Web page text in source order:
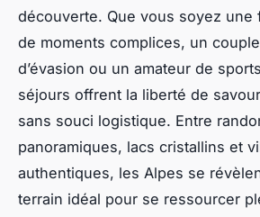
découverte. Que vous soyez une
de moments complices, un
d’évasion ou un amateur de
séjours offrent la liberté de
sans souci logistique. Entre
panoramiques, lacs cristallins et
authentiques, les Alpes se
terrain idéal pour se ressourcer